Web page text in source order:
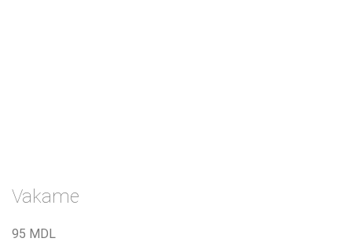
Vakame
95 MDL